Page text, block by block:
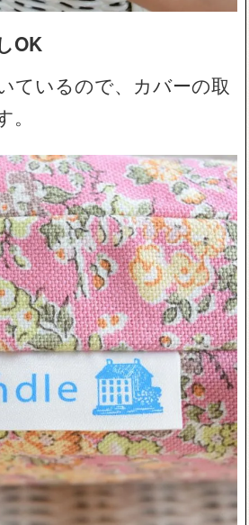
OK
ているので、カバーの取